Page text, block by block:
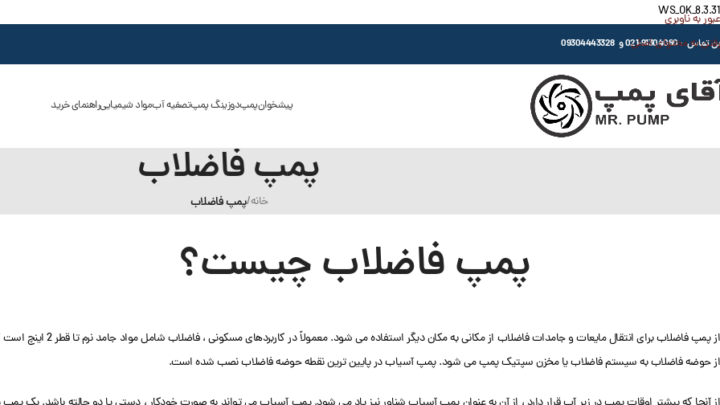
WS_OK_8.3.31
عبور به ناوبری
رفتن به محتوای اصلی
: 91304080-021 و 09304443328
پیشخوانپمپدوزینگ پمپتصفیه آبمواد شیمیاییراهنمای خرید
پمپ فاضلاب
خانه/پمپ فاضلاب
پمپ فاضلاب چیست؟
از پمپ فاضلاب برای انتقال مایعات و جامدات فاضلاب از مکانی به مکان دیگر استفاده می شود. معمولاً در کاربردهای مسکونی ، فاضلاب
از حوضه فاضلاب به سیستم فاضلاب یا مخزن سپتیک پمپ می شود. پمپ آسیاب در پایین ترین نقطه حوضه فاضلاب نصب شده است.